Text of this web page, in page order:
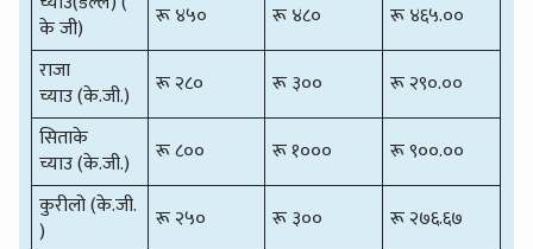
के जी)
रू ४५० रू ४८०
रू ४६५.००
राजा
च्याउ (के.जी.)
रू २८० रू ३००
रू २९०.००
सिताके
च्याउ (के.जी.)
रू ८०० रू १०००
रू ९००.००
कुरीलो (के.जी.
)
रू २५० रू ३००
रू २७६.६७